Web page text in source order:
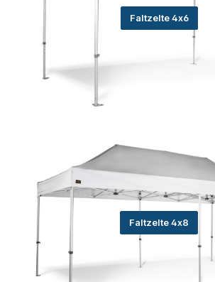
Faltzelte 4x6
Faltzelte 4x8